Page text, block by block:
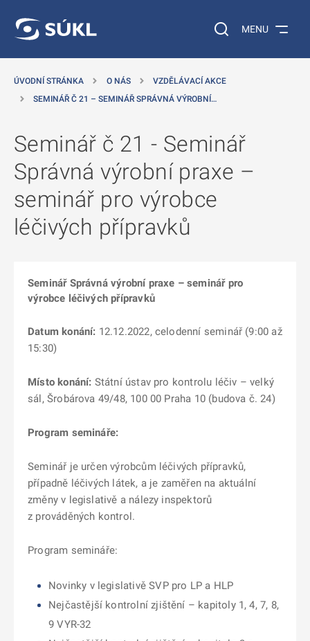
Vyhledávání na
MENU
ÚVODNÍ STRÁNKA O NÁS
VZDĚLÁVACÍ AKCE
SEMINÁŘ Č 21 – SEMINÁŘ SPRÁVNÁ VÝROBNÍ…
Seminář č 21 - Seminář
Správná výrobní praxe –
seminář pro výrobce
léčivých přípravků
Seminář Správná výrobní praxe – seminář pro
výrobce léčivých přípravků
Datum konání: 12.12.2022, celodenní seminář (9:00 až
15:30)
Místo konání: Státní ústav pro kontrolu léčiv – velký
sál, Šrobárova 49/48, 100 00 Praha 10 (budova č. 24)
Program semináře:
Seminář je určen výrobcům léčivých přípravků,
případně léčivých látek, a je zaměřen na aktuální
změny v legislativě a nálezy inspektorů
z prováděných kontrol.
Program semináře:
Novinky v legislativě SVP pro LP a HLP
Nejčastější kontrolní zjištění – kapitoly 1, 4, 7, 8,
9 VYR-32